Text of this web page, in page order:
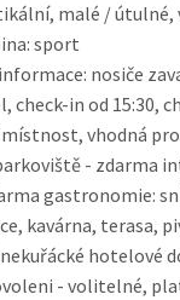
malé / útulné,
sport
nosiče
check-in od 15:30,
místnost, vhodná
- zdarma
gastronomie:
kavárna, terasa,
hotelové
- volitelné,